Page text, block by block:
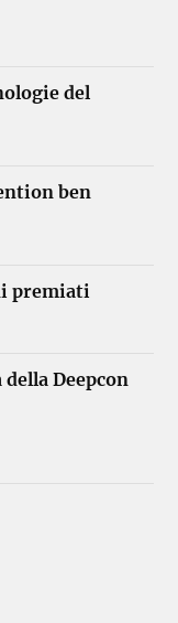
del
ben
premiati
Deepcon